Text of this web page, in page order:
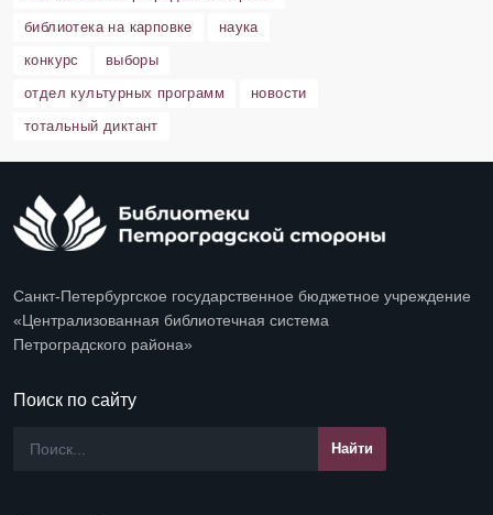
библиотека на карповке
наука
конкурс
выборы
отдел культурных программ
новости
тотальный диктант
Санкт-Петербургское государственное бюджетное учреждение
«Централизованная библиотечная система
Петроградского района»
Поиск по сайту